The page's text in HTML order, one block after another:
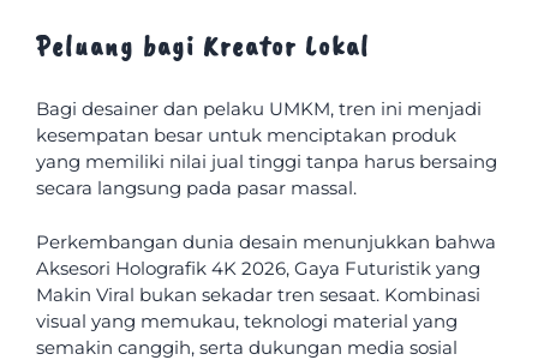
Peluang bagi Kreator Lokal
Bagi desainer dan pelaku UMKM, tren ini menjadi
kesempatan besar untuk menciptakan produk
yang memiliki nilai jual tinggi tanpa harus bersaing
secara langsung pada pasar massal.
Perkembangan dunia desain menunjukkan bahwa
Aksesori Holografik 4K 2026, Gaya Futuristik yang
Makin Viral bukan sekadar tren sesaat. Kombinasi
visual yang memukau, teknologi material yang
semakin canggih, serta dukungan media sosial